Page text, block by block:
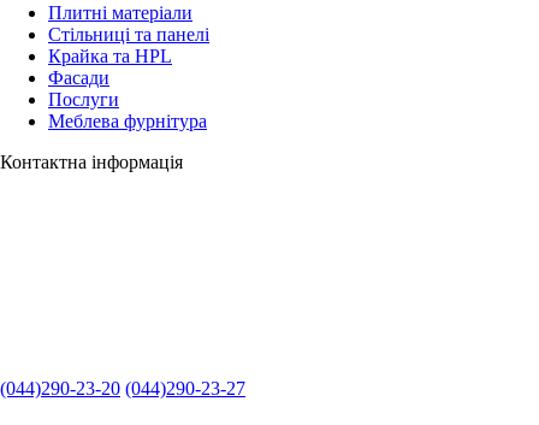
Плитні матеріали
Стільниці та панелі
Крайка та HPL
Фасади
Послуги
Меблева фурнітура
Контактна інформація
(044)290-23-20 (044)290-23-27